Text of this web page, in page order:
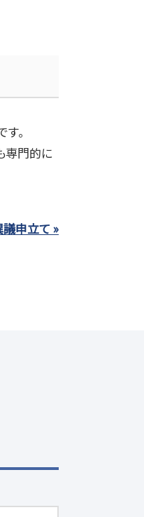
。
専門的に
議申立て »